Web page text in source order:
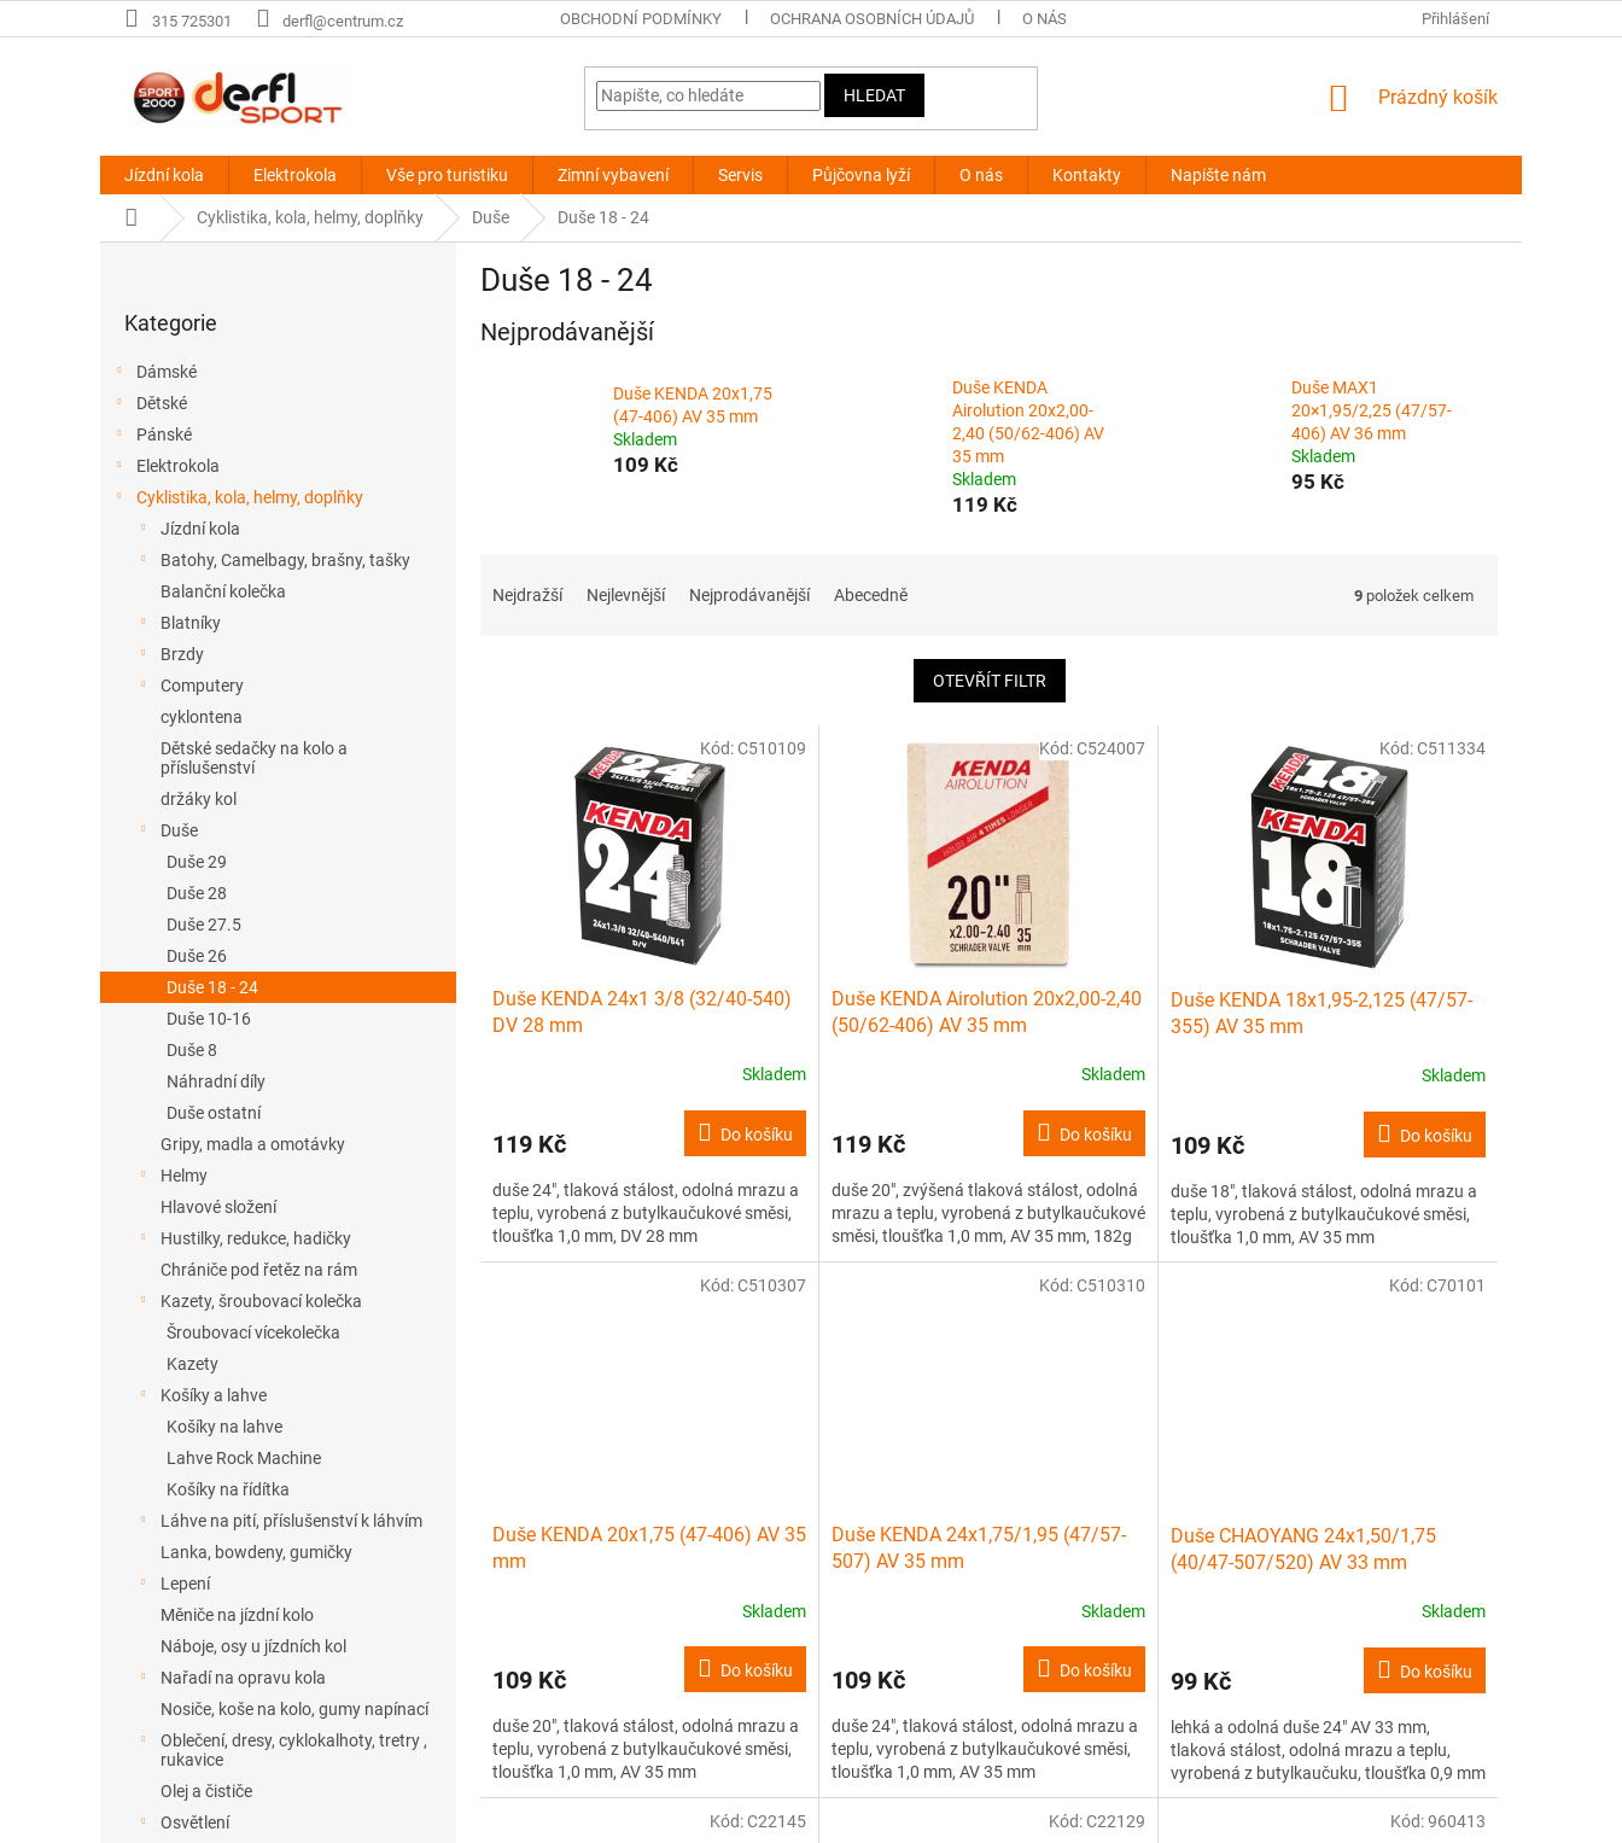
na
315 725301 derfl@centrum.cz OBCHODNÍ PODMÍNKY OCHRANA OSOBNÍCH ÚDAJŮ O NÁS Přihlášení
HLEDAT
NÁKUPNÍ
Prázdný košík
Jízdní kola Elektrokola Vše pro turistiku Zimní vybavení Servis Půjčovna lyží O nás Kontakty Napište nám
Domů Cyklistika, kola, helmy, doplňky Duše Duše 18 - 24
kategorie
Kategorie
Dámské
Dětské
Pánské
Elektrokola
Cyklistika, kola, helmy, doplňky
Jízdní kola
Batohy, Camelbagy, brašny, tašky
Balanční kolečka
Blatníky
Brzdy
Computery
cyklontena
Dětské sedačky na kolo a
příslušenství
držáky kol
Duše
Duše 29
Duše 28
Duše 27.5
Duše 26
Duše 18 - 24
Duše 10-16
Duše 8
Náhradní díly
Duše ostatní
Gripy, madla a omotávky
Helmy
Hlavové složení
Hustilky, redukce, hadičky
Chrániče pod řetěz na rám
Kazety, šroubovací kolečka
Šroubovací vícekolečka
Kazety
Košíky a lahve
Košíky na lahve
Lahve Rock Machine
Košíky na řídítka
Láhve na pití, příslušenství k láhvím
Lanka, bowdeny, gumičky
Lepení
Měniče na jízdní kolo
Náboje, osy u jízdních kol
Nařadí na opravu kola
Nosiče, koše na kolo, gumy napínací
Oblečení, dresy, cyklokalhoty, tretry ,
rukavice
Olej a čističe
Osvětlení
Duše 18 - 24
Nejprodávanější
Duše KENDA 20x1,75
(47-406) AV 35 mm
Skladem
109 Kč
Duše KENDA
Airolution 20x2,00-
2,40 (50/62-406) AV
35 mm
Skladem
119 Kč
Duše MAX1
20×1,95/2,25 (47/57-
406) AV 36 mm
Skladem
95 Kč
Nejdražší Nejlevnější Nejprodávanější Abecedně 9 položek celkem
OTEVŘÍT FILTR
Duše KENDA 24x1 3/8 (32/40-540)
DV 28 mm
Skladem
119 Kč Do košíku
duše 24", tlaková stálost, odolná mrazu a
teplu, vyrobená z butylkaučukové směsi,
tloušťka 1,0 mm, DV 28 mm
Kód:C510109
Duše KENDA Airolution 20x2,00-2,40
(50/62-406) AV 35 mm
Skladem
119 Kč Do košíku
duše 20", zvýšená tlaková stálost, odolná
mrazu a teplu, vyrobená z butylkaučukové
směsi, tloušťka 1,0 mm, AV 35 mm, 182g
Kód:C524007
Duše KENDA 18x1,95-2,125 (47/57-
355) AV 35 mm
Skladem
109 Kč Do košíku
duše 18", tlaková stálost, odolná mrazu a
teplu, vyrobená z butylkaučukové směsi,
tloušťka 1,0 mm, AV 35 mm
Kód:C511334
Duše KENDA 20x1,75 (47-406) AV 35
mm
Skladem
109 Kč Do košíku
duše 20", tlaková stálost, odolná mrazu a
teplu, vyrobená z butylkaučukové směsi,
tloušťka 1,0 mm, AV 35 mm
Kód:C510307
Duše KENDA 24x1,75/1,95 (47/57-
507) AV 35 mm
Skladem
109 Kč Do košíku
duše 24", tlaková stálost, odolná mrazu a
teplu, vyrobená z butylkaučukové směsi,
tloušťka 1,0 mm, AV 35 mm
Kód:C510310
Duše CHAOYANG 24x1,50/1,75
(40/47-507/520) AV 33 mm
Skladem
99 Kč Do košíku
lehká a odolná duše 24" AV 33 mm,
tlaková stálost, odolná mrazu a teplu,
vyrobená z butylkaučuku, tloušťka 0,9 mm
Kód:C70101
Kód:C22145 Kód:C22129 Kód:960413